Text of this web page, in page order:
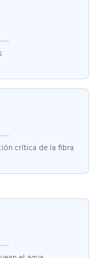
crítica de la fibra